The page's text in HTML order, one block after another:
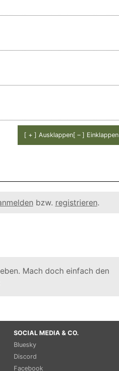
[ + ] Ausklappen[ – ] Einklappen
bzw. registrieren.
Mach doch einfach den
SOCIAL MEDIA & CO.
Bluesky
Discord
Facebook